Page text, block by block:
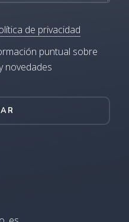
de privacidad
puntual sobre
novedades